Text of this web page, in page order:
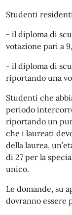
Studenti
- il diploma di
votazione pari a
- il diploma di
riportando una
Studenti che
periodo
riportando un
che i laureati
della laurea,
di 27 per la
unico.
Le domande, su
dovranno essere